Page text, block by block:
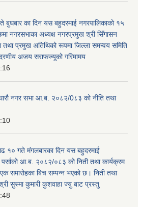
बुधबार का दिन यस बहुदरमाई नगरपालिकाको १५
नगरसभाका अध्यक्ष नगरप्रमुख श्री सिँगासन
तथा प्रमुख अतिथिको रूपमा जिल्ला समन्वय समिति
अजय सराफज्यूको गरिमामय
नगर सभा आ.ब. २०८२/0८३ को नीति तथा
१० गते मंगलबारका दिन यस बहुदरमाई
पर्साको आ.ब. २०८२/०८३ को निती तथा कार्यक्रम
समारोहका बिच सम्पन्न भएको छ। निती तथा
सुस्मा कुमारी कुशवाहा ज्यु बाट प्रस्तु